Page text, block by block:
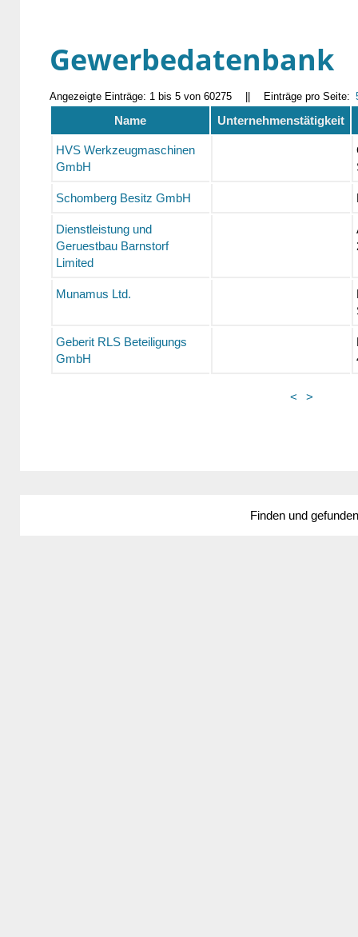
Gewerbedatenbank
Angezeigte Einträge: 1 bis 5 von 60275 Einträge pro Seite:
Name Unternehmenstätigkeit
HVS Werkzeugmaschinen
GmbH
Schomberg Besitz GmbH
Dienstleistung und
Geruestbau Barnstorf
Limited
Munamus Ltd.
Geberit RLS Beteiligungs
GmbH
< >
Finden und